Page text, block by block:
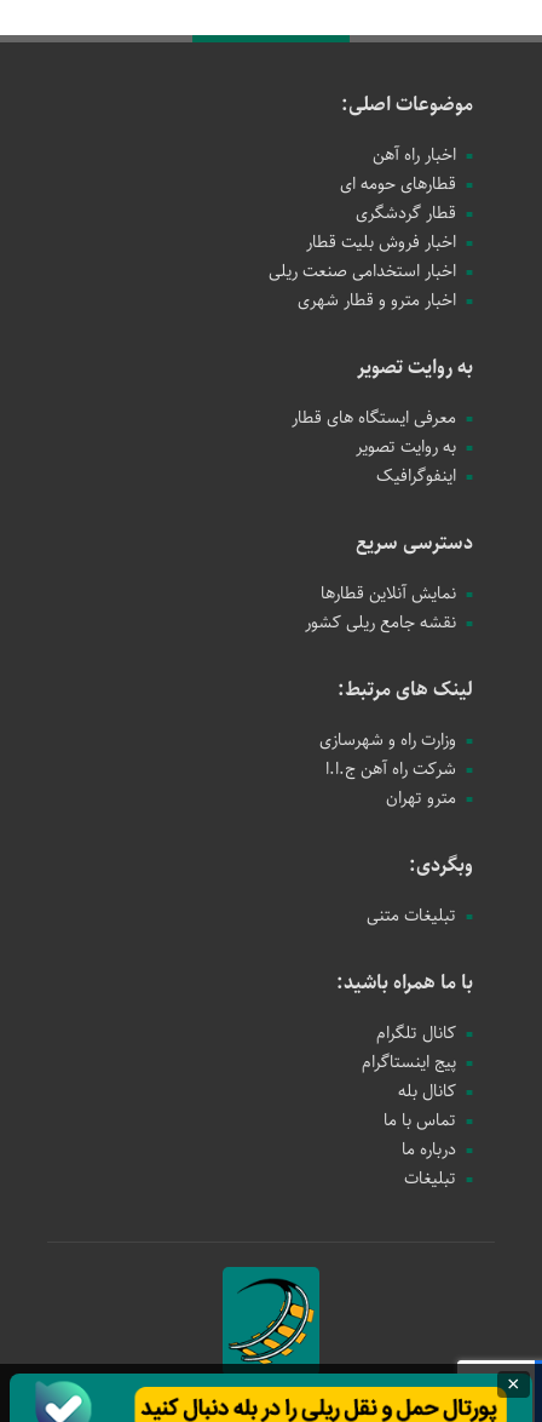
موضوعات اصلی:
اخبار راه آهن
قطارهای حومه ای
قطار گردشگری
اخبار فروش بلیت قطار
اخبار استخدامی صنعت ریلی
اخبار مترو و قطار شهری
به روایت تصویر
معرفی ایستگاه های قطار
به روایت تصویر
اینفوگرافیک
دسترسی سریع
نمایش آنلاین قطارها
نقشه جامع ریلی کشور
لینک های مرتبط:
وزارت راه و شهرسازی
شرکت راه آهن ج.ا.ا
مترو تهران
وبگردی:
تبلیغات متنی
با ما همراه باشید:
کانال تلگرام
پیج اینستاگرام
کانال بله
تماس با ما
درباره ما
تبلیغات
حمل و نقل ریلی
×